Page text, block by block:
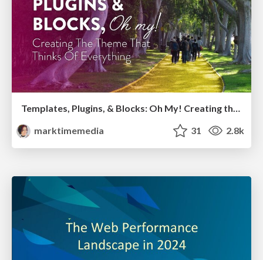
Templates, Plugins, & Blocks: Oh My! Creating the theme that thinks of everything
marktimemedia
31 2.8k